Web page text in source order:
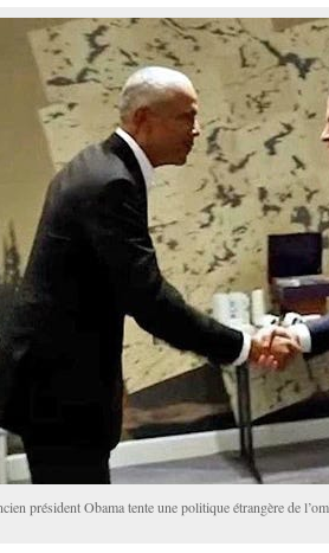
président Obama tente une politique étrangère de